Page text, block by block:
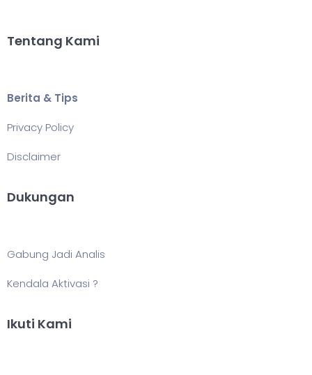
Tentang Kami
Berita & Tips
Privacy Policy
Disclaimer
Dukungan
Gabung Jadi Analis
Kendala Aktivasi ?
Ikuti Kami